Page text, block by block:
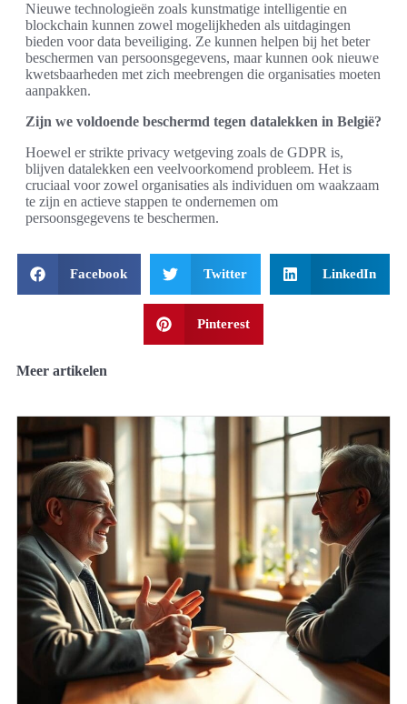
Nieuwe technologieën zoals kunstmatige intelligentie en
blockchain kunnen zowel mogelijkheden als uitdagingen
bieden voor data beveiliging. Ze kunnen helpen bij het beter
beschermen van persoonsgegevens, maar kunnen ook nieuwe
kwetsbaarheden met zich meebrengen die organisaties moeten
aanpakken.
Zijn we voldoende beschermd tegen datalekken in België?
Hoewel er strikte privacy wetgeving zoals de GDPR is,
blijven datalekken een veelvoorkomend probleem. Het is
cruciaal voor zowel organisaties als individuen om waakzaam
te zijn en actieve stappen te ondernemen om
persoonsgegevens te beschermen.
Facebook Twitter LinkedIn
Pinterest
Meer artikelen